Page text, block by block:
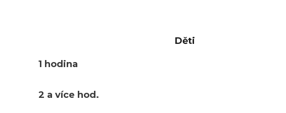
Děti
1 hodina
2 a více hod.